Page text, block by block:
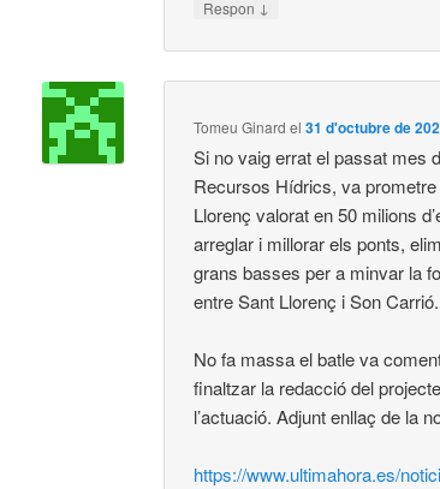
Respon ↓
Tomeu Ginard el31 d'octubre de
Si no vaig errat el passat mes
Recursos Hídrics, va
Llorenç valorat en 50 milions
arreglar i millorar els ponts,
grans basses per a minvar la
entre Sant Llorenç i Son Carrió.
No fa massa el batle va
finaltzar la redacció del
l’actuació. Adjunt enllaç de la
https://www.ultimahora.es/